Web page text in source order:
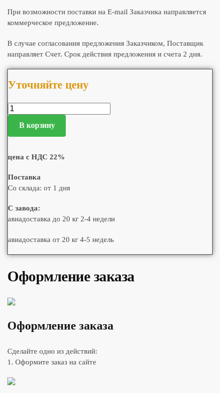
При возможности поставки на E-mail Заказчика направляется
коммерческое предложение.
В случае согласования предложения Заказчиком, Поставщик
направляет Счет. Срок действия предложения и счета 2 дня.
Уточняйте цену
В корзину
цена с НДС 22%
Поставка
Со склада: от 1 дня
С завода:
авиадоставка до 20 кг 2-4 недели
авиадоставка от 20 кг 4-5 недель
Оформление заказа
Оформление заказа
Сделайте одно из действий:
1. Оформите заказ на сайте